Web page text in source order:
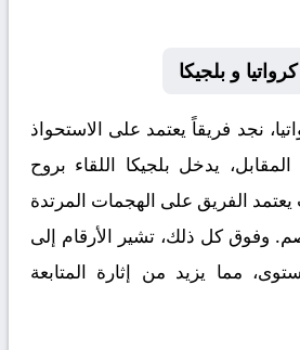
و بلجيكا
، نجد فريقاً يعتمد على الاستحواذ
يدخل بلجيكا اللقاء بروح
يعتمد الفريق على الهجمات المرتدة
وفوق كل ذلك، تشير الأرقام إلى
مما يزيد من إثارة المتابعة